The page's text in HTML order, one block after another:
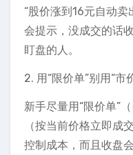
“股价涨到16元自动卖
会提示，没成交的话
盯盘的人。
2. 用“限价单”别用“市
新手尽量用“限价单”
（按当前价格立即成
控制成本，而且收盘